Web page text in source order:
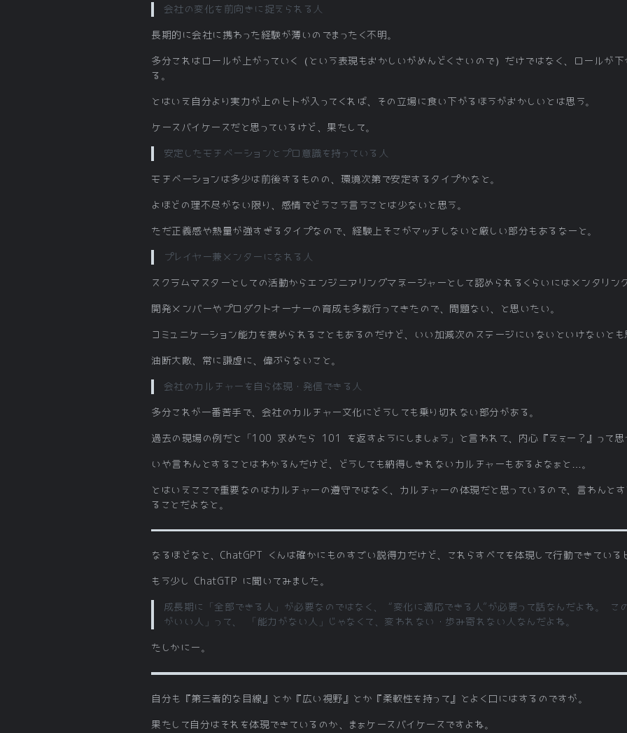
会社の変化を前向きに捉えられる人
長期的に会社に携わった経験が薄いのでまったく不明。
多分これはロールが上がっていく（という表現もおかしいがめんどくさいので）だけではなく、ロールが下
る。
とはいえ自分より実力が上のヒトが入ってくれば、その立場に食い下がるほうがおかしいとは思う。
ケースバイケースだと思っているけど、果たして。
安定したモチベーションとプロ意識を持っている人
モチベーションは多少は前後するものの、環境次第で安定するタイプかなと。
よほどの理不尽がない限り、感情でどうこう言うことは少ないと思う。
ただ正義感や熱量が強すぎるタイプなので、経験上そこがマッチしないと厳しい部分もあるなーと。
プレイヤー兼メンターになれる人
スクラムマスターとしての活動からエンジニアリングマネージャーとして認められるくらいにはメンタリン
開発メンバーやプロダクトオーナーの育成も多数行ってきたので、問題ない、と思いたい。
コミュニケーション能力を褒められることもあるのだけど、いい加減次のステージにいないといけないとも
油断大敵、常に謙虚に、偉ぶらないこと。
会社のカルチャーを自ら体現・発信できる人
多分これが一番苦手で、会社のカルチャー文化にどうしても乗り切れない部分がある。
過去の現場の例だと「100 求めたら 101 を返すようにしましょう」と言われて、内心『えぇー？』って思
いや言わんとすることはわかるんだけど、どうしても納得しきれないカルチャーもあるよなぁと…。
とはいえここで重要なのはカルチャーの遵守ではなく、カルチャーの体現だと思っているので、言わんと
ることだよなと。
なるほどなと、ChatGPT くんは確かにものすごい説得力だけど、これらすべてを体現して行動できている
もう少し ChatGTP に聞いてみました。
成長期に「全部できる人」が必要なのではなく、 “変化に適応できる人”が必要って話なんだよね。 こ
がいい人」って、 「能力がない人」じゃなくて、変われない・歩み寄れない人なんだよね。
たしかにー。
自分も『第三者的な目線』とか『広い視野』とか『柔軟性を持って』とよく口にはするのですが。
果たして自分はそれを体現できているのか、まぁケースバイケースですよね。